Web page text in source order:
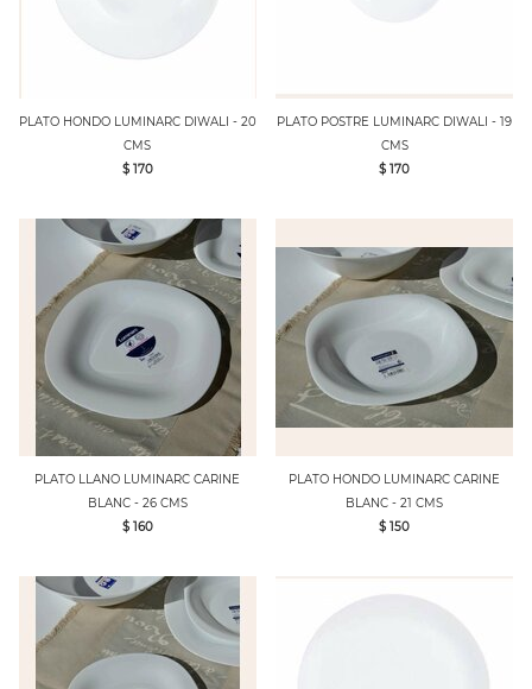
PLATO HONDO LUMINARC DIWALI - 20
CMS
$ 170
PLATO POSTRE LUMINARC DIWALI - 19
CMS
$ 170
PLATO LLANO LUMINARC CARINE
BLANC - 26 CMS
$ 160
PLATO HONDO LUMINARC CARINE
BLANC - 21 CMS
$ 150